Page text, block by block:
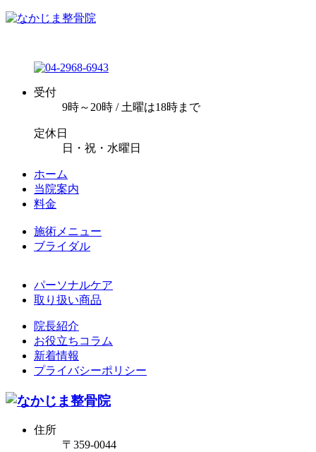
受付
9時～20時 / 土曜は18時まで
定休日
日・祝・水曜日
ホーム
当院案内
料金
施術メニュー
ブライダル
パーソナルケア
取り扱い商品
院長紹介
お役立ちコラム
新着情報
プライバシーポリシー
住所
〒359-0044